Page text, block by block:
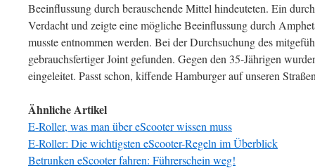
Beeinflussung durch berauschende Mittel hindeuteten. Ein
Verdacht und zeigte eine mögliche Beeinflussung durch
musste entnommen werden. Bei der Durchsuchung des
gebrauchsfertiger Joint gefunden. Gegen den 35-Jährigen
eingeleitet. Passt schon, kiffende Hamburger auf unseren
Ähnliche Artikel
E-Roller, was man über eScooter wissen muss
E-Roller: Die wichtigsten eScooter-Regeln im Überblick
Betrunken eScooter fahren: Führerschein weg!